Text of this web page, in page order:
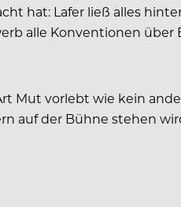
hat: Lafer ließ alles
alle Konventionen
Mut vorlebt wie kein
auf der Bühne stehen